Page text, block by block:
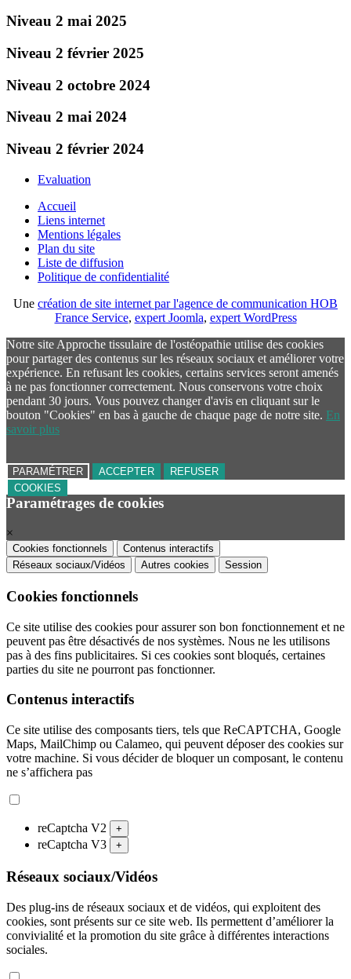
Niveau 2 mai 2025
Niveau 2 février 2025
Niveau 2 octobre 2024
Niveau 2 mai 2024
Niveau 2 février 2024
Evaluation
Accueil
Liens internet
Mentions légales
Plan du site
Liste de diffusion
Politique de confidentialité
Une création de site internet par l'agence de communication HOB
France Service, expert Joomla, expert WordPress
Notre site Approche tissulaire de l'ostéopathie utilise des cookies
pour partager des contenus sur les réseaux sociaux et améliorer votre
expérience. En refusant les cookies, certains services seront amenés
à ne pas fonctionner correctement. Nous conservons votre choix
pendant 30 jours. Vous pouvez changer d'avis en cliquant sur le
bouton "Cookies" en bas à gauche de chaque page de notre site. En
savoir plus
PARAMÉTRER ACCEPTER
REFUSER
COOKIES
Paramétrages de cookies
×
Cookies fonctionnels
Contenus interactifs
Réseaux sociaux/Vidéos
Autres cookies Session
Cookies fonctionnels
Ce site utilise des cookies pour assurer son bon fonctionnement et ne
peuvent pas être désactivés de nos systèmes. Nous ne les utilisons
pas à des fins publicitaires. Si ces cookies sont bloqués, certaines
parties du site ne pourront pas fonctionner.
Contenus interactifs
Ce site utilise des composants tiers, tels que ReCAPTCHA, Google
Maps, MailChimp ou Calameo, qui peuvent déposer des cookies sur
votre machine. Si vous décider de bloquer un composant, le contenu
ne s’affichera pas
reCaptcha V2 +
reCaptcha V3 +
Réseaux sociaux/Vidéos
Des plug-ins de réseaux sociaux et de vidéos, qui exploitent des
cookies, sont présents sur ce site web. Ils permettent d’améliorer la
convivialité et la promotion du site grâce à différentes interactions
sociales.